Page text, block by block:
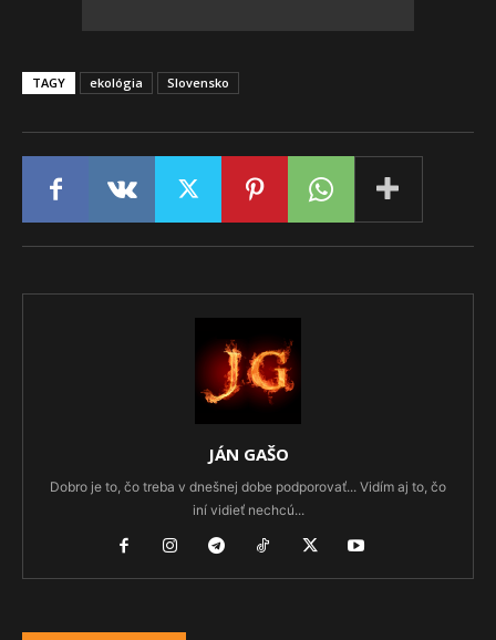
TAGY ekológia Slovensko
JÁN GAŠO
Dobro je to, čo treba v dnešnej dobe podporovať... Vidím aj to, čo
iní vidieť nechcú...